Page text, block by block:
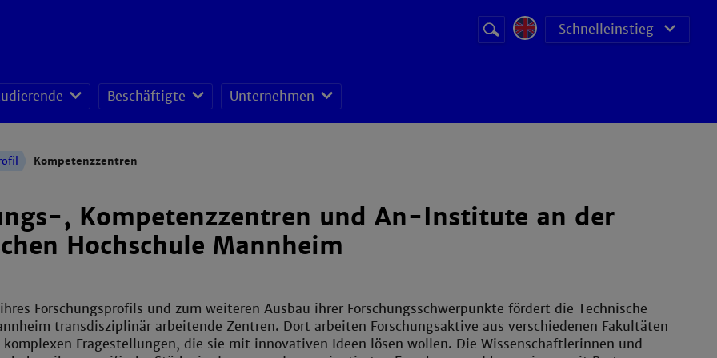
Suchbegriff
Suche
starten
Schnelleinstieg
Beschäftigte Unternehmen
Kompetenzzentren
, Kompetenzzentren und An-Institute an der
Hochschule Mannheim
Forschungsprofils und zum weiteren Ausbau ihrer Forschungsschwerpunkte fördert die Technische
transdisziplinär arbeitende Zentren. Dort arbeiten Forschungsaktive aus verschiedenen Fakultäten
komplexen Fragestellungen, die sie mit innovativen Ideen lösen wollen. Die Wissenschaftlerinnen und